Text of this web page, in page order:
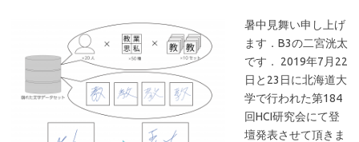
暑中見舞い申し上げ
ます．B3の二宮洸太
です． 2019年7月22
日と23日に北海道大
学で行われた第184
回HCI研究会にて登
壇発表させて頂きま